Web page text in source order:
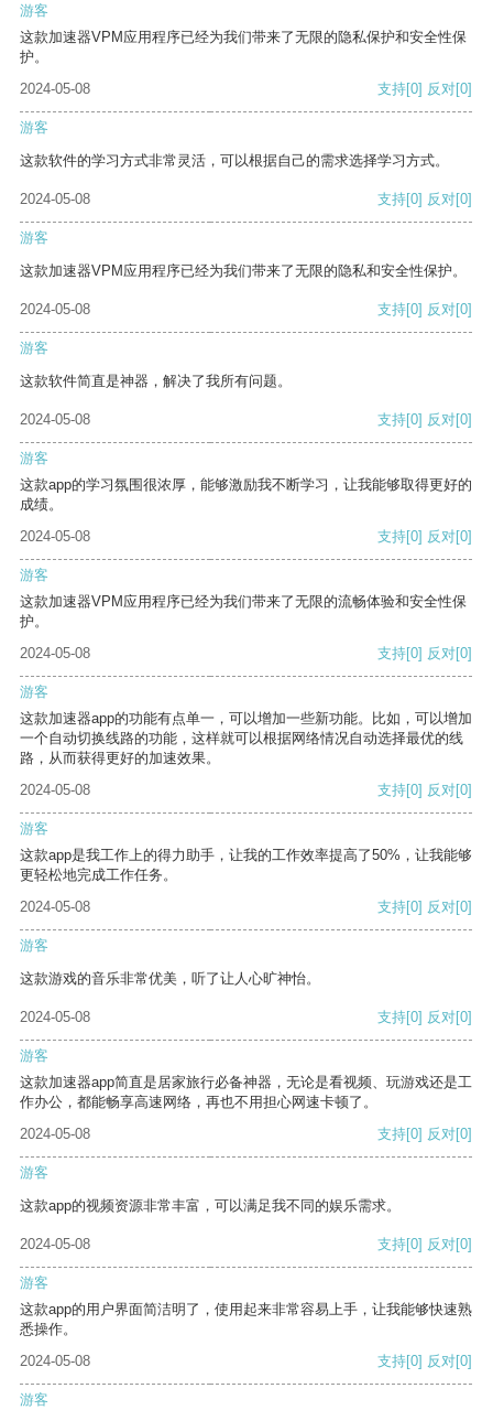
游客
这款加速器VPM应用程序已经为我们带来了无限的隐私保护和安全性保
护。
2024-05-08
支持[0] 反对[0]
游客
这款软件的学习方式非常灵活，可以根据自己的需求选择学习方式。
2024-05-08 支持[0] 反对[0]
游客
这款加速器VPM应用程序已经为我们带来了无限的隐私和安全性保护。
2024-05-08 支持[0] 反对[0]
游客
这款软件简直是神器，解决了我所有问题。
2024-05-08 支持[0] 反对[0]
游客
这款app的学习氛围很浓厚，能够激励我不断学习，让我能够取得更好的
成绩。
2024-05-08
支持[0] 反对[0]
游客
这款加速器VPM应用程序已经为我们带来了无限的流畅体验和安全性保
护。
2024-05-08
支持[0] 反对[0]
游客
这款加速器app的功能有点单一，可以增加一些新功能。比如，可以增加
一个自动切换线路的功能，这样就可以根据网络情况自动选择最优的线
路，从而获得更好的加速效果。
2024-05-08
支持[0] 反对[0]
游客
这款app是我工作上的得力助手，让我的工作效率提高了50%，让我能够
更轻松地完成工作任务。
2024-05-08
支持[0] 反对[0]
游客
这款游戏的音乐非常优美，听了让人心旷神怡。
2024-05-08 支持[0] 反对[0]
游客
这款加速器app简直是居家旅行必备神器，无论是看视频、玩游戏还是工
作办公，都能畅享高速网络，再也不用担心网速卡顿了。
2024-05-08
支持[0] 反对[0]
游客
这款app的视频资源非常丰富，可以满足我不同的娱乐需求。
2024-05-08 支持[0] 反对[0]
游客
这款app的用户界面简洁明了，使用起来非常容易上手，让我能够快速熟
悉操作。
2024-05-08
支持[0] 反对[0]
游客